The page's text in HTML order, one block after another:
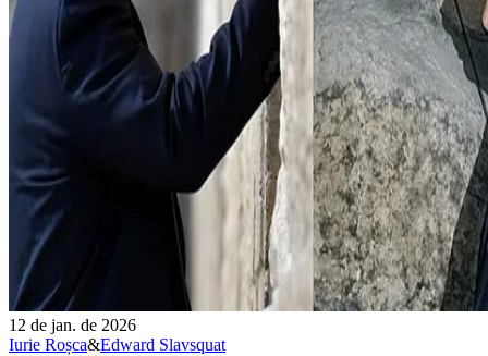
12 de jan. de 2026
Iurie Roșca&Edward Slavsquat